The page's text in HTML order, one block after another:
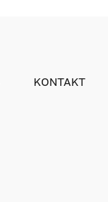
KONTAKT